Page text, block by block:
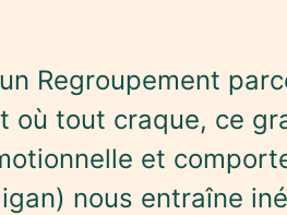
Regroupement
où tout craque, ce
et
nous entraîne